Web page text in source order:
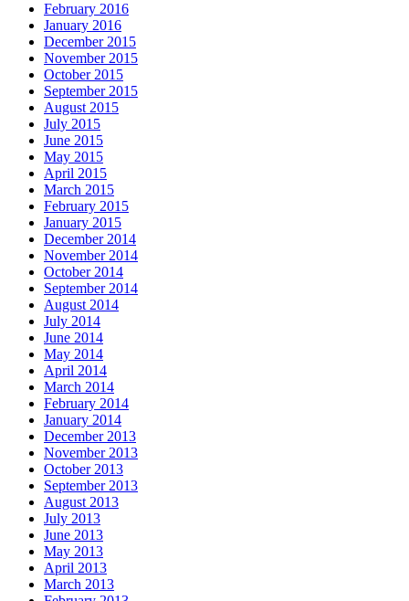
February 2016
January 2016
December 2015
November 2015
October 2015
September 2015
August 2015
July 2015
June 2015
May 2015
April 2015
March 2015
February 2015
January 2015
December 2014
November 2014
October 2014
September 2014
August 2014
July 2014
June 2014
May 2014
April 2014
March 2014
February 2014
January 2014
December 2013
November 2013
October 2013
September 2013
August 2013
July 2013
June 2013
May 2013
April 2013
March 2013